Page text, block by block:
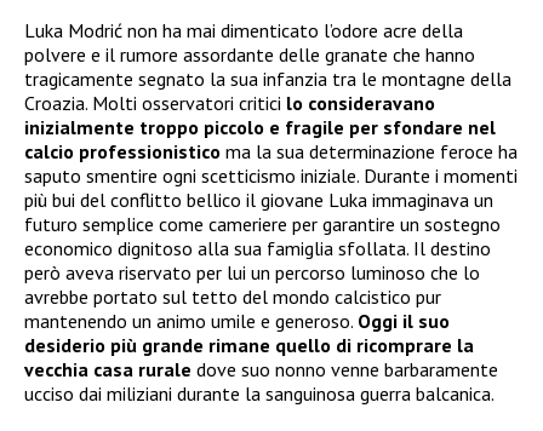
Luka Modrić non ha mai dimenticato l’odore acre della
polvere e il rumore assordante delle granate che hanno
tragicamente segnato la sua infanzia tra le montagne della
Croazia. Molti osservatori critici lo consideravano
inizialmente troppo piccolo e fragile per sfondare nel
calcio professionistico ma la sua determinazione feroce ha
saputo smentire ogni scetticismo iniziale. Durante i momenti
più bui del conflitto bellico il giovane Luka immaginava un
futuro semplice come cameriere per garantire un sostegno
economico dignitoso alla sua famiglia sfollata. Il destino
però aveva riservato per lui un percorso luminoso che lo
avrebbe portato sul tetto del mondo calcistico pur
mantenendo un animo umile e generoso. Oggi il suo
desiderio più grande rimane quello di ricomprare la
vecchia casa rurale dove suo nonno venne barbaramente
ucciso dai miliziani durante la sanguinosa guerra balcanica.